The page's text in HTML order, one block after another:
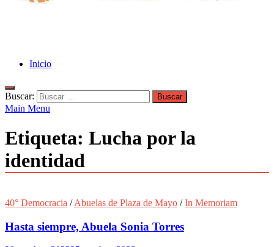
Inicio
Buscar:
Main Menu
Etiqueta: Lucha por la
identidad
40° Democracia /Abuelas de Plaza de Mayo /In Memoriam
Hasta siempre, Abuela Sonia Torres